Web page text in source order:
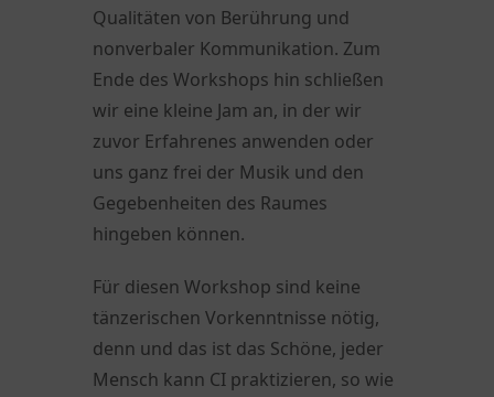
Qualitäten von Berührung und
nonverbaler Kommunikation. Zum
Ende des Workshops hin schließen
wir eine kleine Jam an, in der wir
zuvor Erfahrenes anwenden oder
uns ganz frei der Musik und den
Gegebenheiten des Raumes
hingeben können.
Für diesen Workshop sind keine
tänzerischen Vorkenntnisse nötig,
denn und das ist das Schöne, jeder
Mensch kann CI praktizieren, so wie